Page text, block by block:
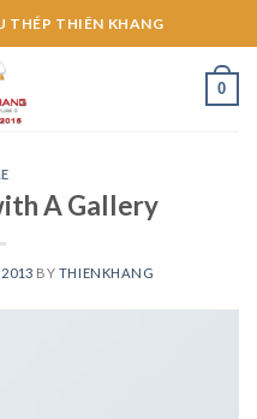
THÉP THIÊN KHANG
0
A Gallery
BY THIENKHANG